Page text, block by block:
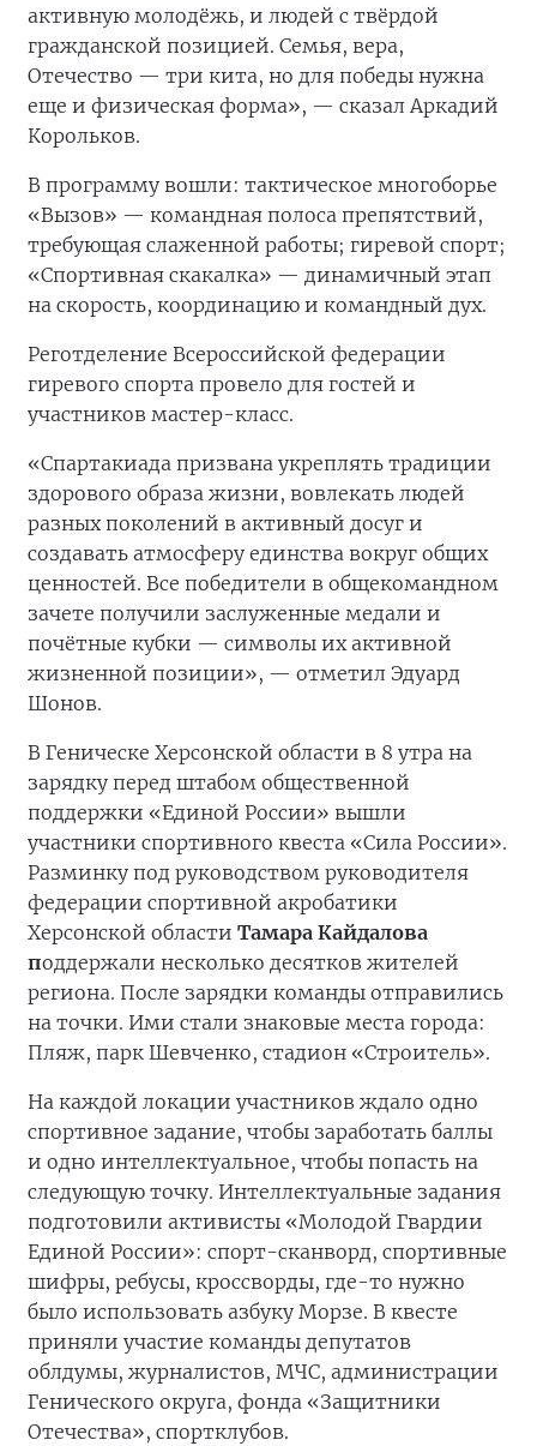
активную молодёжь, и людей с твёрдой
гражданской позицией. Семья, вера,
Отечество — три кита, но для победы нужна
еще и физическая форма», — сказал Аркадий
Корольков.
В программу вошли: тактическое многоборье
«Вызов» — командная полоса препятствий,
требующая слаженной работы; гиревой спорт;
«Спортивная скакалка» — динамичный этап
на скорость, координацию и командный дух.
Реготделение Всероссийской федерации
гиревого спорта провело для гостей и
участников мастер-класс.
«Спартакиада призвана укреплять традиции
здорового образа жизни, вовлекать людей
разных поколений в активный досуг и
создавать атмосферу единства вокруг общих
ценностей. Все победители в общекомандном
зачете получили заслуженные медали и
почётные кубки — символы их активной
жизненной позиции», — отметил Эдуард
Шонов.
В Геническе Херсонской области в 8 утра на
зарядку перед штабом общественной
поддержки «Единой России» вышли
участники спортивного квеста «Сила России».
Разминку под руководством руководителя
федерации спортивной акробатики
Херсонской области Тамара Кайдалова
поддержали несколько десятков жителей
региона. После зарядки команды отправились
на точки. Ими стали знаковые места города:
Пляж, парк Шевченко, стадион «Строитель».
На каждой локации участников ждало одно
спортивное задание, чтобы заработать баллы
и одно интеллектуальное, чтобы попасть на
следующую точку. Интеллектуальные задания
подготовили активисты «Молодой Гвардии
Единой России»: спорт-сканворд, спортивные
шифры, ребусы, кроссворды, где-то нужно
было использовать азбуку Морзе. В квесте
приняли участие команды депутатов
облдумы, журналистов, МЧС, администрации
Генического округа, фонда «Защитники
Отечества», спортклубов.